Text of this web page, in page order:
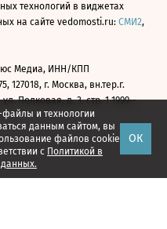
и технологии
данным сайтом, вы
файлов cookie
с Политикой в
ОК
технологий в виджетах
на сайте vedomosti.ru: СМИ2,
Медиа, ИНН/КПП
127018, г. Москва, вн.тер.г.
Полковая, д. 3, стр. 1 1999—